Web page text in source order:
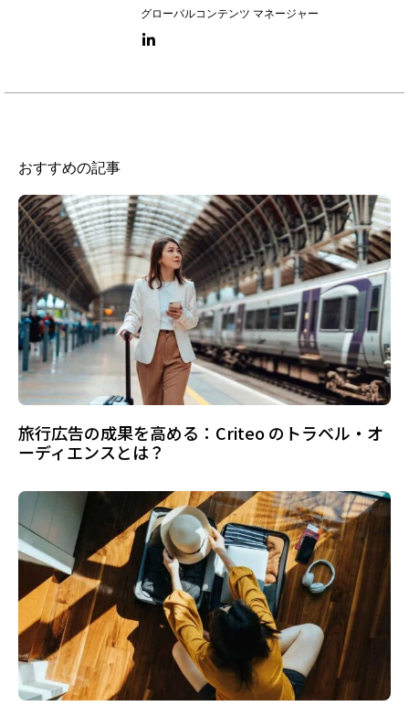
グローバルコンテンツ マネージャー
LinkedIn link
おすすめの記事
旅行広告の成果を高める：Criteo のトラベル・オ
ーディエンスとは？